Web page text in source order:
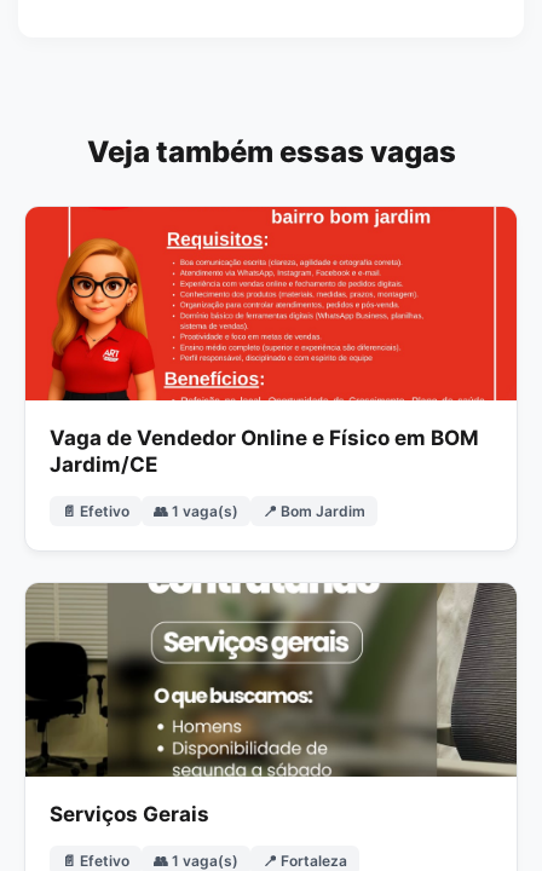
Veja também essas vagas
Vaga de Vendedor Online e Físico em BOM
Jardim/CE
📄 Efetivo 👥 1 vaga(s) 📍 Bom Jardim
Serviços Gerais
📄 Efetivo 👥 1 vaga(s) 📍 Fortaleza